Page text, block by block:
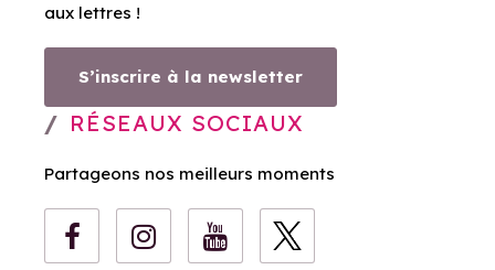
aux lettres !
S’inscrire à la newsletter
RÉSEAUX SOCIAUX
Partageons nos meilleurs moments